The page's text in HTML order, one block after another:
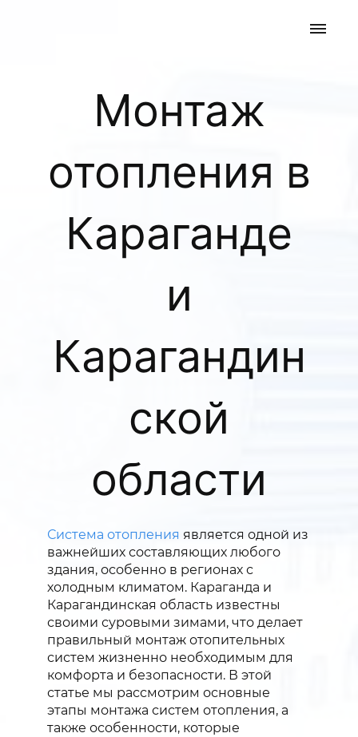
Монтаж
отопления в
Караганде
и
Карагандин
ской
области
Система отопления является одной из
важнейших составляющих любого
здания, особенно в регионах с
холодным климатом. Караганда и
Карагандинская область известны
своими суровыми зимами, что делает
правильный монтаж отопительных
систем жизненно необходимым для
комфорта и безопасности. В этой
статье мы рассмотрим основные
этапы монтажа систем отопления, а
также особенности, которые